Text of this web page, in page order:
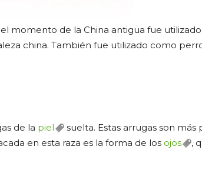
el momento de la China antigua fue
china. También fue utilizado como
de la piel
suelta. Estas arrugas son más
en esta raza es la forma de los ojos
,